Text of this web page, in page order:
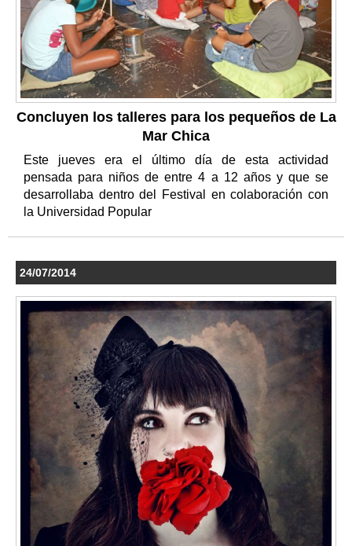
Concluyen los talleres para los pequeños de La
Mar Chica
Este jueves era el último día de esta actividad
pensada para niños de entre 4 a 12 años y que se
desarrollaba dentro del Festival en colaboración con
la Universidad Popular
24/07/2014